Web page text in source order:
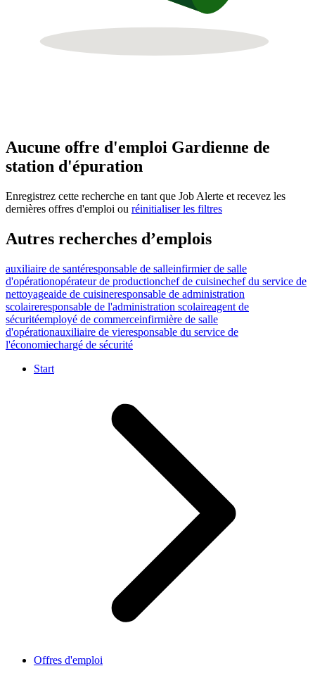
Aucune offre d'emploi Gardienne de
station d'épuration
Enregistrez cette recherche en tant que Job Alerte et recevez les
dernières offres d'emploi ou réinitialiser les filtres
Autres recherches d’emplois
auxiliaire de santéresponsable de salleinfirmier de salle
d'opérationopérateur de productionchef de cuisinechef du service de
nettoyageaide de cuisineresponsable de administration
scolaireresponsable de l'administration scolaireagent de
sécuritéemployé de commerceinfirmière de salle
d'opérationauxiliaire de vieresponsable du service de
l'économiechargé de sécurité
Start
Offres d'emploi